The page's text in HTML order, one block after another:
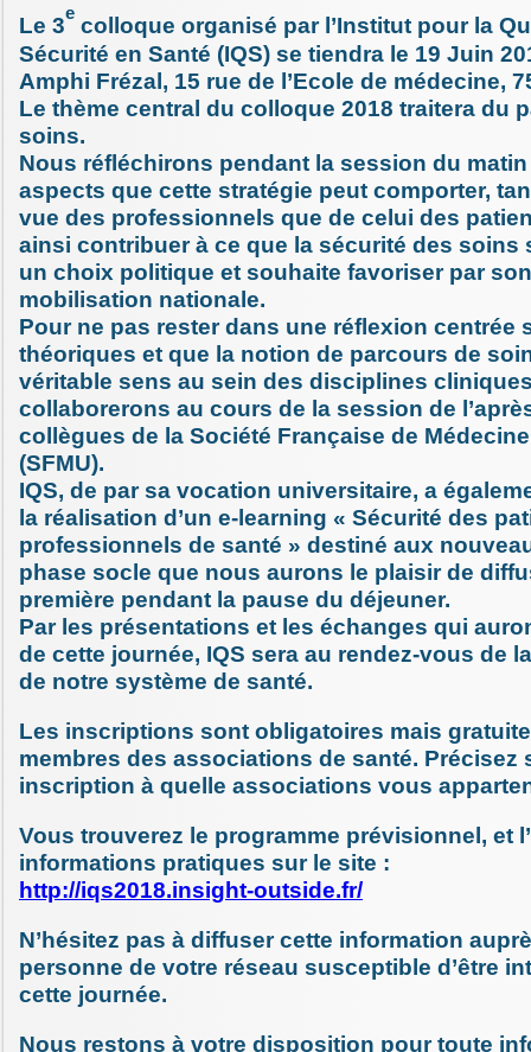
Le 3
e
colloque organisé par l’Institut pour la
Sécurité en Santé (IQS) se tiendra le 19 Juin
Amphi Frézal, 15 rue de l’Ecole de médecine,
Le thème central du colloque 2018 traitera du
soins.
Nous réfléchirons pendant la session du
aspects que cette stratégie peut comporter,
vue des professionnels que de celui des
ainsi contribuer à ce que la sécurité des soins
un choix politique et souhaite favoriser par
mobilisation nationale.
Pour ne pas rester dans une réflexion centrée
théoriques et que la notion de parcours de
véritable sens au sein des disciplines
collaborerons au cours de la session de
collègues de la Société Française de Médecine
(SFMU).
IQS, de par sa vocation universitaire, a
la réalisation d’un e-learning « Sécurité des
professionnels de santé » destiné aux
phase socle que nous aurons le plaisir de
première pendant la pause du déjeuner.
Par les présentations et les échanges qui
de cette journée, IQS sera au rendez-vous de
de notre système de santé.
Les inscriptions sont obligatoires mais
membres des associations de santé. Précisez
inscription à quelle associations vous
Vous trouverez le programme prévisionnel, et
informations pratiques sur le site :
http://iqs2018.insight-outside.fr/
N’hésitez pas à diffuser cette information
personne de votre réseau susceptible d’être
cette journée.
Nous restons à votre disposition pour toute